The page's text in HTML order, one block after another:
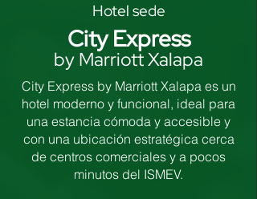
Hotel sede
City Express
by Marriott Xalapa
City Express by Marriott Xalapa es un
hotel moderno y funcional, ideal para
una estancia cómoda y accesible y
con una ubicación estratégica cerca
de centros comerciales y a pocos
minutos del ISMEV.